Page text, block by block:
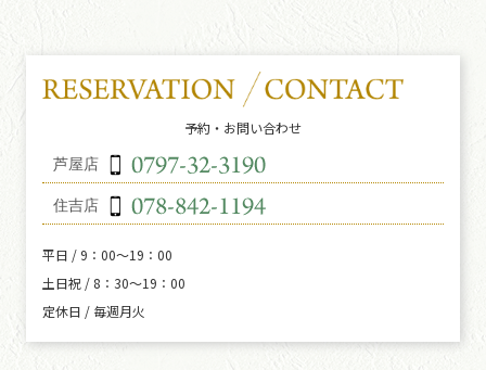
予約・お問い合わせ
芦屋店
住吉店
平日 / 9：00～19：00
土日祝 / 8：30～19：00
定休日 / 毎週月火